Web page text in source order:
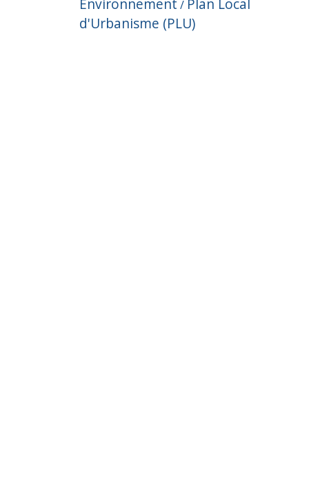
Environnement / Plan Local
d'Urbanisme (PLU)